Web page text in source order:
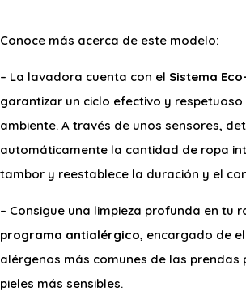
Conoce más acerca de este modelo:
– La lavadora cuenta con el Sistema
garantizar un ciclo efectivo y respetuoso
ambiente. A través de unos sensores,
automáticamente la cantidad de ropa
tambor y reestablece la duración y el
– Consigue una limpieza profunda en tu
programa antialérgico, encargado de
alérgenos más comunes de las
pieles más sensibles.